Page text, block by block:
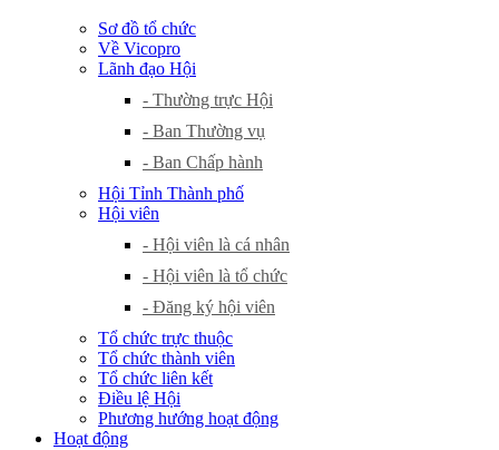
Sơ đồ tổ chức
Về Vicopro
Lãnh đạo Hội
- Thường trực Hội
- Ban Thường vụ
- Ban Chấp hành
Hội Tỉnh Thành phố
Hội viên
- Hội viên là cá nhân
- Hội viên là tổ chức
- Đăng ký hội viên
Tổ chức trực thuộc
Tổ chức thành viên
Tổ chức liên kết
Điều lệ Hội
Phương hướng hoạt động
Hoạt động